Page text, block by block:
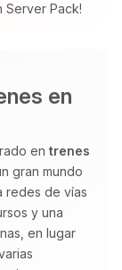
Server Pack!
en
en trenes
gran mundo
redes de vías
y una
en lugar